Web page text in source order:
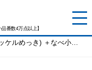
番数4万点以上】
鉄(ニッケルめっき) ＋なべ小ねじ 大径平座金付